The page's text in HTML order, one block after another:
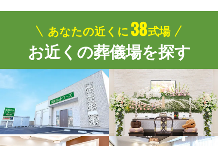
あなたの近くに 38式場
お近くの葬儀場を探す